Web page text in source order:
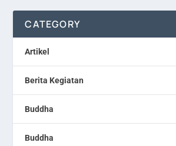
CATEGORY
Artikel
Berita Kegiatan
Buddha
Buddha